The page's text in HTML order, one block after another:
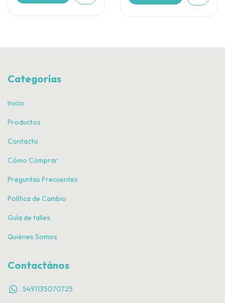
Categorías
Inicio
Productos
Contacto
Cómo Comprar
Preguntas Frecuentes
Política de Cambio
Guía de talles
Quiénes Somos
Contactános
5491135070725